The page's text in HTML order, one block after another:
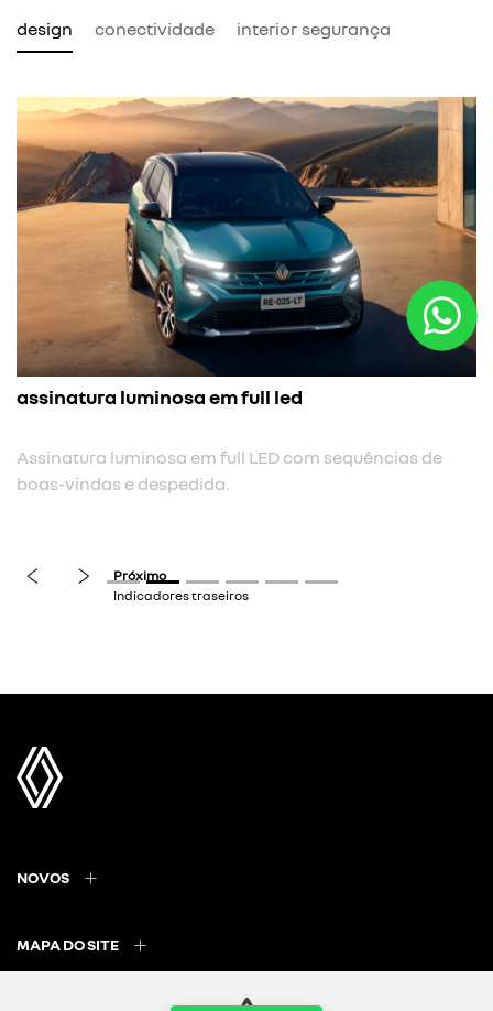
design conectividade interior segurança
assinatura luminosa em full led
Assinatura luminosa em full LED com sequências de
boas-vindas e despedida.
previous nextPróximo
Indicadores traseiros
NOVOS
MAPA DO SITE
POLÍTICA DE PRIVACIDADE